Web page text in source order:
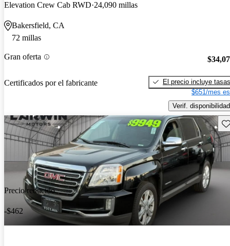
Elevation Crew Cab RWD 24,090 millas
Bakersfield, CA
72 millas
Gran oferta
Certificados por el fabricante
El precio incluye tasas
$651/mes
Verif. disponibilidad
Precio reducido
-$462